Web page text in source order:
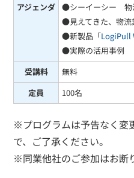
アジェンダ
●シーイーシー 物
●見えてきた、物流
●新製品「LogiPull
●実際の活用事例
受講料
無料
定員
100名
※プログラムは予告なく変
で、ご了承ください。
※同業他社のご参加はお断